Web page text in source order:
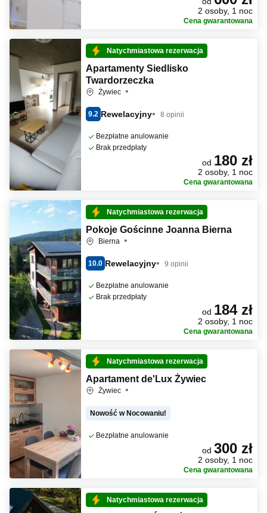
2 osoby, 1 noc
Cena gwarantowana
Natychmiastowa rezerwacja
Apartamenty Siedlisko
Twardorzeczka
Żywiec
9.2 Rewelacyjny 8 opinii
Bezpłatne anulowanie
Brak przedpłaty
od 180 zł
2 osoby, 1 noc
Cena gwarantowana
Natychmiastowa rezerwacja
Pokoje Gościnne Joanna Bierna
Bierna
10.0 Rewelacyjny 9 opinii
Bezpłatne anulowanie
Brak przedpłaty
od 184 zł
2 osoby, 1 noc
Cena gwarantowana
Natychmiastowa rezerwacja
Apartament de'Lux Żywiec
Żywiec
Nowość w Nocowaniu!
Bezpłatne anulowanie
od 300 zł
2 osoby, 1 noc
Cena gwarantowana
Natychmiastowa rezerwacja